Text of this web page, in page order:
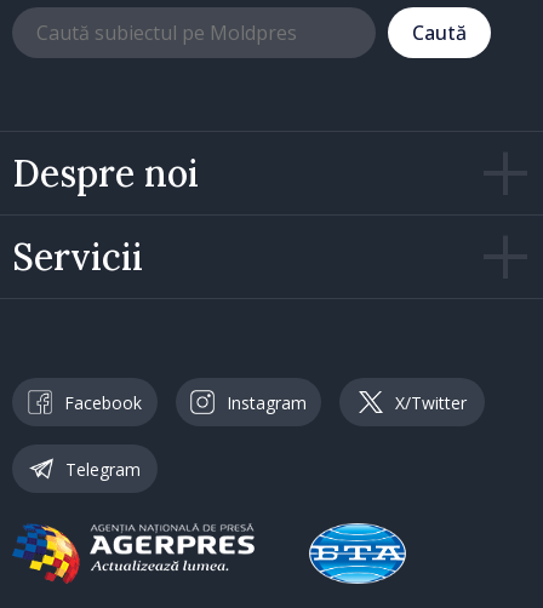
Despre noi
Servicii
Caută
Facebook Instagram X/Twitter
Telegram